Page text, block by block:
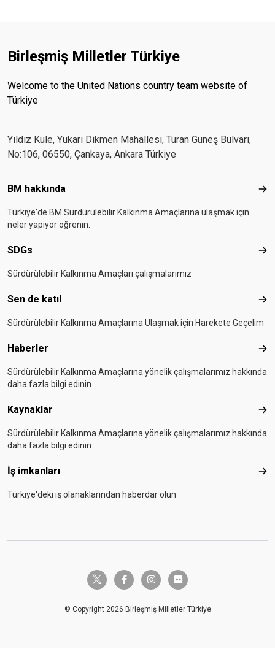
Birleşmiş Milletler Türkiye
Welcome to the United Nations country team website of
Türkiye
Yıldız Kule, Yukarı Dikmen Mahallesi, Turan Güneş Bulvarı,
No:106, 06550, Çankaya, Ankara Türkiye
Footer menu
BM hakkında BM
Türkiye'de BM Sürdürülebilir Kalkınma Amaçlarına ulaşmak için
neler yapıyor öğrenin.
SDGs
Sürdürülebilir Kalkınma Amaçları çalışmalarımız
Sen de katıl
Sürdürülebilir Kalkınma Amaçlarına Ulaşmak için Harekete Geçelim
Haberler
Sürdürülebilir Kalkınma Amaçlarına yönelik çalışmalarımız hakkında
daha fazla bilgi edinin
Kaynaklar
Sürdürülebilir Kalkınma Amaçlarına yönelik çalışmalarımız hakkında
daha fazla bilgi edinin
İş imkanları İş
Türkiye'deki iş olanaklarından haberdar olun
twitter-x facebook-finstagramflickr
© Copyright 2026 Birleşmiş Milletler Türkiye